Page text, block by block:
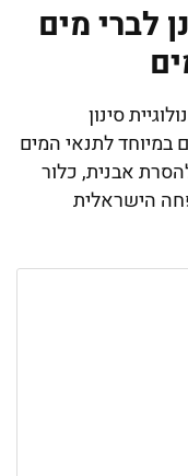
לברי מים
סינון
במיוחד לתנאי המים
אבנית, כלור
הישראלית